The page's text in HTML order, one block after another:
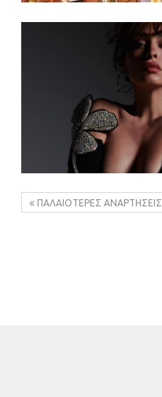
ΠΑΛΑΙΌΤΕΡΕΣ ΑΝΑΡΤΉΣΕΙΣ